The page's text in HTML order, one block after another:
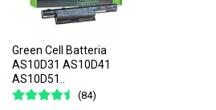
Green Cell Batteria
AS10D31 AS10D41
AS10D51..
(84)